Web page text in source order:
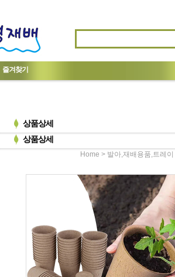
즐겨찾기
상품상세
상품상세
Home > 발아,재배용품,트레이